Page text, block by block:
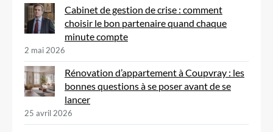
Cabinet de gestion de crise : comment
choisir le bon partenaire quand chaque
minute compte
2 mai 2026
Rénovation d’appartement à Coupvray : les
bonnes questions à se poser avant de se
lancer
25 avril 2026